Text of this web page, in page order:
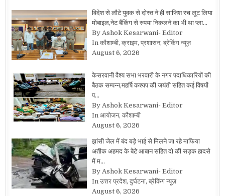
विदेश से लौटे युवक से दोस्त ने ही साजिश रच लूट लिया
मोबाइल,नेट बैंकिंग से रुपया निकलने का भी था प्ला…
By Ashok Kesarwani- Editor
In कौशाम्बी, क्राइम, प्रशासन, ब्रेकिंग न्यूज़
August 6, 2026
केसरवानी वैश्य सभा भरवारी के नगर पदाधिकारियों की
बैठक सम्पन्न,महर्षि कश्यप की जयंती सहित कई विषयों
प…
By Ashok Kesarwani- Editor
In आयोजन, कौशाम्बी
August 6, 2026
झांसी जेल में बंद बड़े भाई से मिलने जा रहे माफिया
अतीक अहमद के बेटे आबान सहित दो की सड़क हादसे
में म…
By Ashok Kesarwani- Editor
In उत्तर प्रदेश, दुर्घटना, ब्रेकिंग न्यूज़
August 6, 2026